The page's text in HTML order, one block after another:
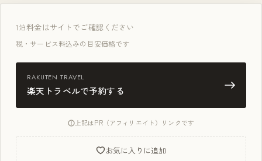
1泊料金はサイトでご確認ください
税・サービス料込みの目安価格です
RAKUTEN TRAVEL
楽天トラベルで予約する
上記はPR（アフィリエイト）リンクです
お気に入りに追加